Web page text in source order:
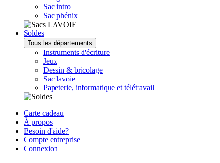
Sac intro
Sac phénix
Soldes
Tous les départements
Instruments d'écriture
Jeux
Dessin & bricolage
Sac lavoie
Papeterie, informatique et télétravail
Carte cadeau
À propos
Besoin d'aide?
Compte entreprise
Connexion